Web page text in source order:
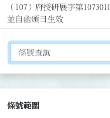
（107）府授研展字第
並自函頒日生效
切換選擇法規資訊內容
條號範圍